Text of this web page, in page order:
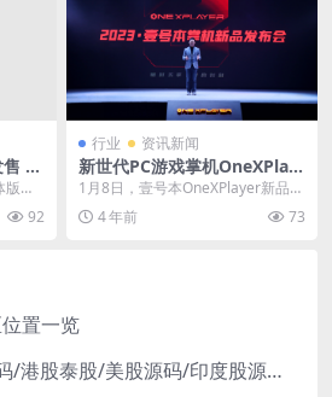
包
游
体标
92
行业 资讯新闻
新世代PC游戏掌机OneXPlay
er正式发布，采用分离式手柄
1月8日，壹号本OneXPlayer新品发
布会正式举行。本场发布会正式发
布了首款...
4 年前 73
位置一览
海外股票交易源码/港股泰股/美股源码/印度股源码/马拉西亚股票源码/国际股票配资